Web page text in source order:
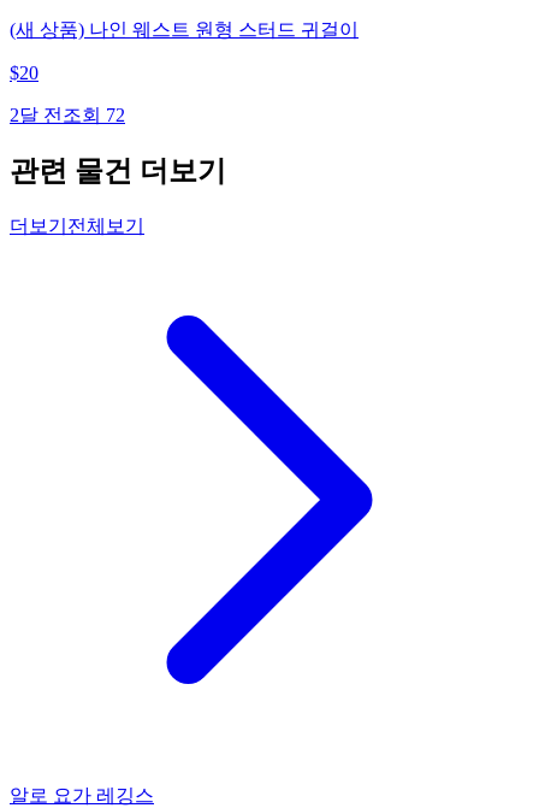
(새 상품) 나인 웨스트 원형 스터드 귀걸이
$20
2달 전 조회 72
관련 물건 더보기
더보기 전체보기
알로 요가 레깅스